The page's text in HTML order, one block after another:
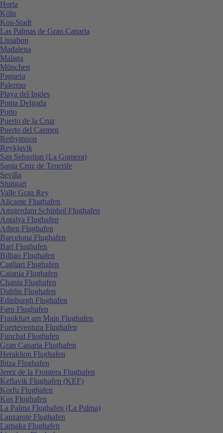
Horta
Köln
Kos-Stadt
Las Palmas de Gran Canaria
Lissabon
Madalena
Malaga
München
Paguera
Palermo
Playa del Ingles
Ponta Delgada
Porto
Puerto de la Cruz
Puerto del Carmen
Rethymnon
Reykjavik
San Sebastian (La Gomera)
Santa Cruz de Tenerife
Sevilla
Stuttgart
Valle Gran Rey
Alicante Flughafen
Amsterdam Schiphol Flughafen
Antalya Flughafen
Athen Flughafen
Barcelona Flughafen
Bari Flughafen
Bilbao Flughafen
Cagliari Flughafen
Catania Flughafen
Chania Flughafen
Dublin Flughafen
Edinburgh Flughafen
Faro Flughafen
Frankfurt am Main Flughafen
Fuerteventura Flughafen
Funchal Flughafen
Gran Canaria Flughafen
Heraklion Flughafen
Ibiza Flughafen
Jerez de la Frontera Flughafen
Keflavik Flughafen (KEF)
Korfu Flughafen
Kos Flughafen
La Palma Flughafen (La Palma)
Lanzarote Flughafen
Larnaka Flughafen